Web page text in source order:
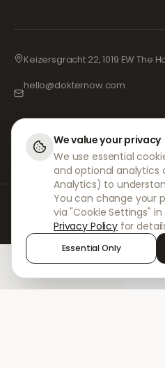
Keizersgracht 22, 1019 EW The
hello@dokternow.com
På DokterNow samarbetar vi med
medicinsk personal för att säkerställa
och med största omsorg. Våra
sköter alla konsultationer och recept.
expediering och leverans av läkemedel.
We value your privacy
We use essential
and optional analytics
Analytics) to
You can change your
via "Cookie Settings"
Privacy Policy for
Essential Only